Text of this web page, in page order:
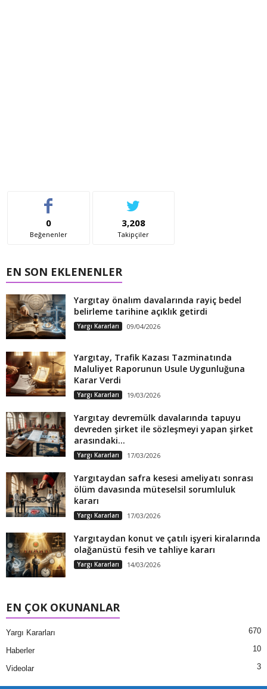
0
Beğenenler
3,208
Takipçiler
EN SON EKLENENLER
Yargıtay önalım davalarında rayiç bedel
belirleme tarihine açıklık getirdi
Yargı Kararları 09/04/2026
Yargıtay, Trafik Kazası Tazminatında
Maluliyet Raporunun Usule Uygunluğuna
Karar Verdi
Yargı Kararları 19/03/2026
Yargıtay devremülk davalarında tapuyu
devreden şirket ile sözleşmeyi yapan şirket
arasındaki...
Yargı Kararları 17/03/2026
Yargıtaydan safra kesesi ameliyatı sonrası
ölüm davasında müteselsil sorumluluk
kararı
Yargı Kararları 17/03/2026
Yargıtaydan konut ve çatılı işyeri kiralarında
olağanüstü fesih ve tahliye kararı
Yargı Kararları 14/03/2026
EN ÇOK OKUNANLAR
Yargı Kararları 670
Haberler 10
Videolar 3